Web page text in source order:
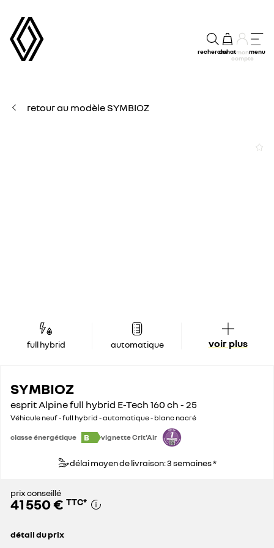
rechercheachatmon
compte
menu
retour au modèle SYMBIOZ
full hybrid automatique voir plus
SYMBIOZ
esprit Alpine full hybrid E-Tech 160 ch - 25
Véhicule neuf - full hybrid - automatique - blanc nacré
classe énergétique B vignette Crit'Air
délai moyen de livraison: 3 semaines *
prix conseillé
41 550 € TTC*
détail du prix